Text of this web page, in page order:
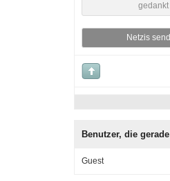
gedankt
Netzis
Benutzer, die
Guest